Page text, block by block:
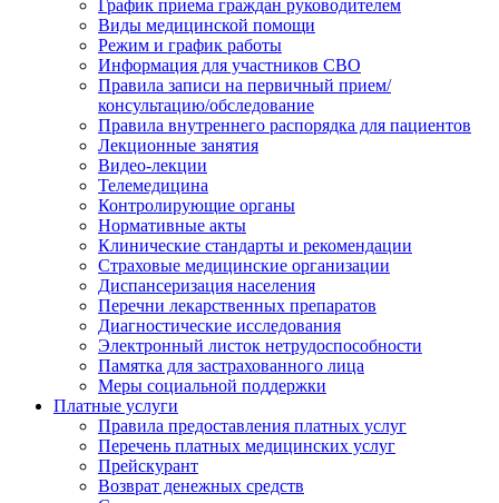
График приема граждан руководителем
Виды медицинской помощи
Режим и график работы
Информация для участников СВО
Правила записи на первичный прием/
консультацию/обследование
Правила внутреннего распорядка для пациентов
Лекционные занятия
Видео-лекции
Телемедицина
Контролирующие органы
Нормативные акты
Клинические стандарты и рекомендации
Страховые медицинские организации
Диспансеризация населения
Перечни лекарственных препаратов
Диагностические исследования
Электронный листок нетрудоспособности
Памятка для застрахованного лица
Меры социальной поддержки
Платные услуги
Правила предоставления платных услуг
Перечень платных медицинских услуг
Прейскурант
Возврат денежных средств